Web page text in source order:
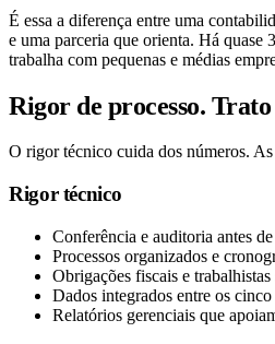
É essa a diferença entre uma
e uma parceria que orienta. Há quase
trabalha com pequenas e médias
Rigor de processo. Trato
O rigor técnico cuida dos números.
Rigor técnico
Conferência e auditoria antes
Processos organizados e
Obrigações fiscais e trabalhistas
Dados integrados entre os cinco
Relatórios gerenciais que